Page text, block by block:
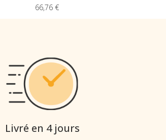
66,76 €
Livré en 4 jours